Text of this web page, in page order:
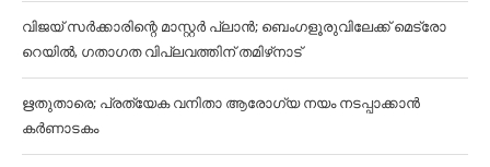
വിജയ് സര്‍ക്കാരിന്റെ മാസ്റ്റര്‍ പ്ലാന്‍; ബെംഗളൂരുവിലേക്ക് മെട്രോ
റെയില്‍, ഗതാഗത വിപ്ലവത്തിന് തമിഴ്‌നാട്
ഋതുതാരെ; പ്രത്യേക വനിതാ ആരോഗ്യ നയം നടപ്പാക്കാൻ
കര്‍ണാടകം